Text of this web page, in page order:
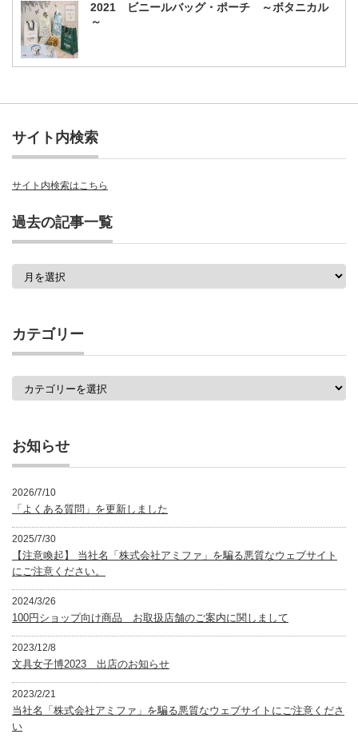
2021 ビニールバッグ・ポーチ ～ボタニカル
～
サイト内検索
サイト内検索はこちら
過去の記事一覧
一
覧
カテゴリー
お知らせ
2026/7/10
「よくある質問」を更新しました
2025/7/30
【注意喚起】 当社名「株式会社アミファ」を騙る悪質なウェブサイト
にご注意ください。
2024/3/26
100円ショップ向け商品 お取扱店舗のご案内に関しまして
2023/12/8
文具女子博2023 出店のお知らせ
2023/2/21
当社名「株式会社アミファ」を騙る悪質なウェブサイトにご注意くださ
い